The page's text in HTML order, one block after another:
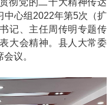
彻党的二十大精神传达
中心组2022年第5次（扩
记、主任周传明专题传
大会精神。县人大常委
议。